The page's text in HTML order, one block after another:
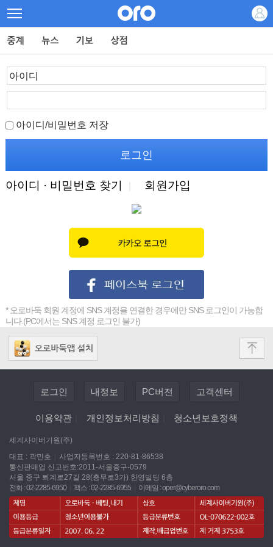
아이디/비밀번호 저장
아이디 · 비밀번호 찾기 회원가입
* 오로바둑 회원 계정에 SNS 계정을 연결한 경우에만 SNS 로그인이 가능합
니다.(PC에서는 SNS 계정 로그인 불가)
로그인 내정보 PC버전 고객센터
이용약관 개인정보처리방침 청소년보호정책
세계사이버기원(주)
대표 : 곽민호
사업자등록번호 : 220-81-86538
통신판매업 신고번호:2011-서울중구-0579
서울 중구 퇴계로27길 28(충무로3가) 한영빌딩 6층
전화 : 02-2285-6950
팩스 : 02-2285-6955 이메일 :oper@cyberoro.com